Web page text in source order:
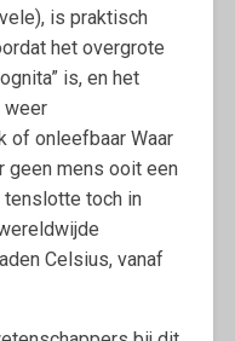
is praktisch
het overgrote
is, en het
weer
of onleefbaar Waar
geen mens ooit een
tenslotte toch in
Celsius, vanaf